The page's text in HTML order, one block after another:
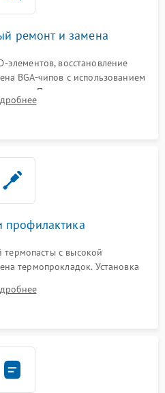
ремонт и замена
элементов, восстановление
BGA-чипов с использованием
Прошивка микросхемы
портов USB
профилактика
термопасты с высокой
термопрокладок. Установка
Предварительная